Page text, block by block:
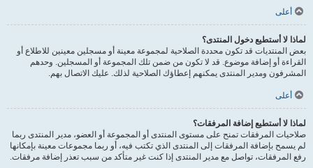
أعلى
لماذا لا أستطيع دخول المنتدى؟
بعض المنتديات قد تكون محددة الصلاحية لمجموعة معينة أو مسجلين معينين للاطلاع أو
القراءة أو إضافة موضوع. قد لا تكون من ضمن تلك المجموعة أو المسجلين. وحدهم
المشرفون ومدير المنتدى يمكنهم إعطاؤك الصلاحية لذلك. عليك الاتصال بهم.
أعلى
لماذا لا أستطيع إضافة المرفقات؟
صلاحيات المرفقات تمنح على مستوى المنتدى أو المجموعة أو العضو، مدير المنتدى ربما
لم يسمح بإضافة المرفقات إلى المنتدى الذي تكتب فيه، أو ربما مجموعات معينة بإمكانها
رفع المرفقات، تواصل مع مدير المنتدى إذا كنت غير متأكد من سبب تعذر إضافة مرفقات.